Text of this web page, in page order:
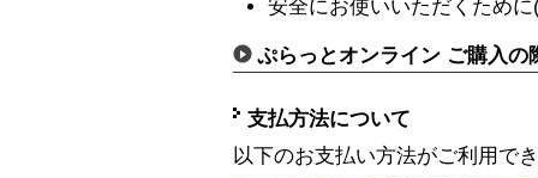
安全にお使いいただくため
ぷらっとオンライン ご購入の
支払方法について
以下のお支払い方法がご利用で